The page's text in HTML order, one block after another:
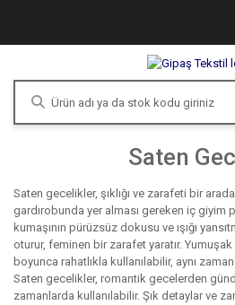
Saten
Saten gecelikler, şıklığı ve zarafeti bir
gardırobunda yer alması gereken iç giyim
kumaşının pürüzsüz dokusu ve ışığı
oturur, feminen bir zarafet yaratır.
boyunca rahatlıkla kullanılabilir, aynı
Saten gecelikler, romantik gecelerden
zamanlarda kullanılabilir. Şık detaylar ve